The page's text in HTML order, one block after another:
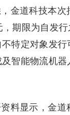
金道科技本
，期限为自发
特定对象发
智能物流机
料显示，金道